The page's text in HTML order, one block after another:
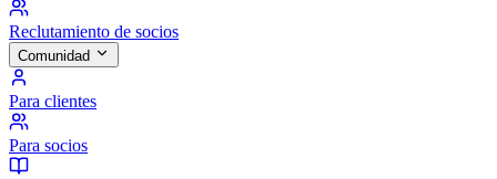
Reclutamiento de socios
Comunidad
Para clientes
Para socios